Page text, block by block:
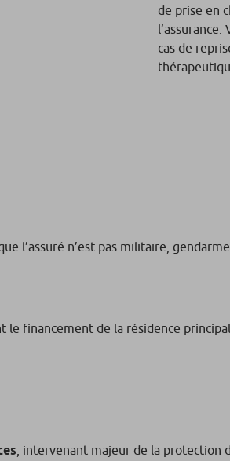
de prise en
cas de
l’assuré n’est pas militaire,
le financement de la résidence
, intervenant majeur de la protection